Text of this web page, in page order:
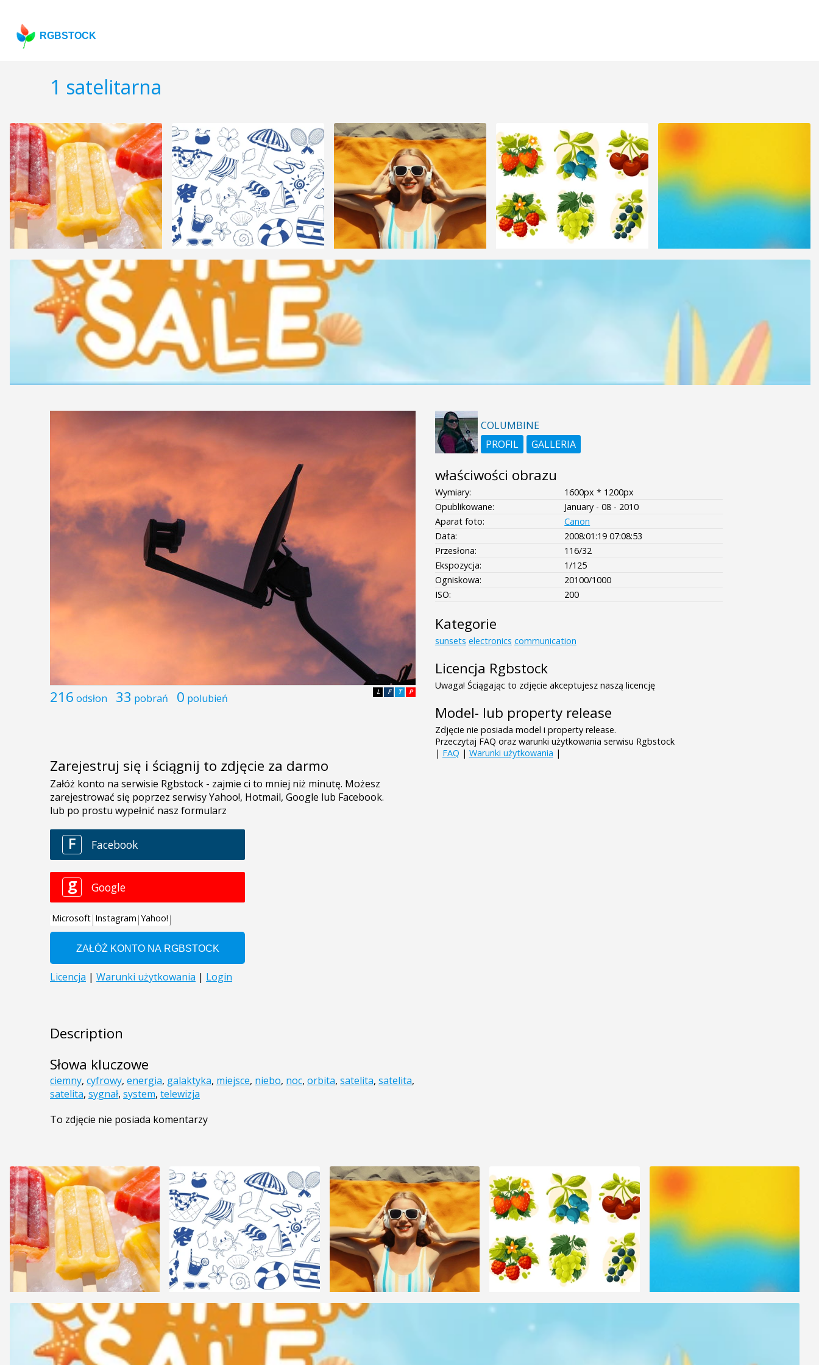
RGBSTOCK
1 satelitarna
216 odsłon 33 pobrań 0 polubień P
T
F
L
Zarejestruj się i ściągnij to zdjęcie za darmo
Description
Słowa kluczowe
ciemny, cyfrowy, energia, galaktyka, miejsce, niebo, noc, orbita, satelita, satelita,
satelita, sygnał, system, telewizja
To zdjęcie nie posiada komentarzy
COLUMBINE
PROFIL
GALLERIA
właściwości obrazu
Wymiary:
1600px * 1200px
Opublikowane:
January - 08 - 2010
Aparat foto:
Canon
Data:
2008:01:19 07:08:53
Przesłona:
116/32
Ekspozycja:
1/125
Ogniskowa:
20100/1000
ISO:
200
Kategorie
sunsets electronics communication
Licencja Rgbstock
Uwaga! Ściągając to zdjęcie akceptujesz naszą licencję
Model- lub property release
Zdjęcie nie posiada model i property release.
Przeczytaj FAQ oraz warunki użytkowania serwisu Rgbstock
| FAQ | Warunki użytkowania |